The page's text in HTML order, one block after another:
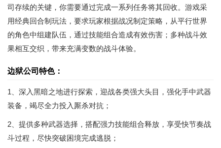
司存续的关键，你需要通过完成一系列任务将其回收。游戏采
用经典回合制玩法，要求玩家根据战况制定策略，从平行世界
的角色中组建队伍，通过技能组合造成有效伤害；多种战斗效
果相互交织，带来充满变数的战斗体验。
边狱公司特色：
1、深入黑暗之地进行探索，迎战各类强大头目，强化手中武器
装备，竭尽全力投入厮杀对抗；
2、提供多种武器选择，搭配强力技能组合释放，享受快节奏战
斗过程，尽快突破困境完成逃脱；